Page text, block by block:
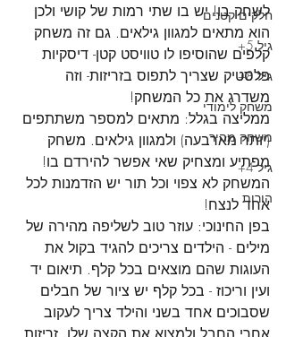
חלקים קטנים
גיל 5+
גיל 8+
משחק לימודי
משחק מהיר
גיל 4+
הורות
לשחק בו! יש בו שתי רמות של קושי ולכן
הוא מתאים למגוון גילאים. גם זה משחק
קלפים שהוסיפו לו טוויסט קטן- דיסקיות
פלסטיק שצריך לתפוס בזריזות- וזה
משדרג את כל המשחק!
ממליצה בגלל: מתאים למספר משתתפים
(יותר מארבעה) ולמגוון גילאים. משחק
מפתיע ומצחיק שאי אפשר להירדם בו!
המשחק לא צפוי וכל תור יש הזדמנות לכל
אחד לנצח!
בפן החינוכי: עוזר טוב לשליפה מהירה של
מילים - הילדים צריכים להגיד בקול את
העוגות שהם מוצאים בכל קלף. תיאום יד
ועין וריכוז - בכל קלף יש ציור של חבלים
שסבוכים אחד בשני והילד צריך לעקוב